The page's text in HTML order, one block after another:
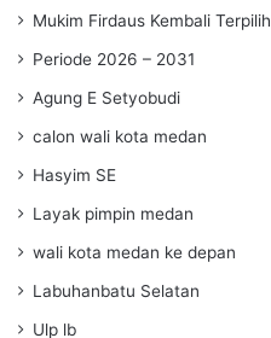
Mukim Firdaus Kembali Terpilih
Periode 2026 – 2031
Agung E Setyobudi
calon wali kota medan
Hasyim SE
Layak pimpin medan
wali kota medan ke depan
Labuhanbatu Selatan
Ulp lb